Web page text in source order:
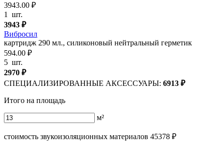
3943.00 ₽
1
шт.
3943 ₽
Вибросил
картридж 290 мл., силиконовый нейтральный герметик
594.00 ₽
5 шт.
2970 ₽
СПЕЦИАЛИЗИРОВАННЫЕ АКСЕССУАРЫ: 6913 ₽
Итого на площадь
м²
стоимость звукоизоляционных материалов 45378 ₽